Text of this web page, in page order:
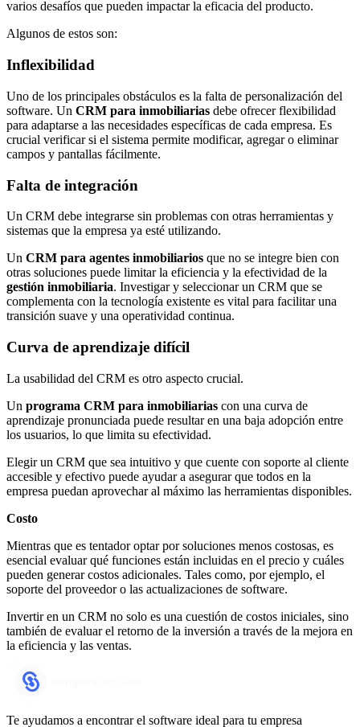
varios desafíos que pueden impactar la eficacia del producto.
Algunos de estos son:
Inflexibilidad
Uno de los principales obstáculos es la falta de personalización del
software. Un CRM para inmobiliarias debe ofrecer flexibilidad
para adaptarse a las necesidades específicas de cada empresa. Es
crucial verificar si el sistema permite modificar, agregar o eliminar
campos y pantallas fácilmente.
Falta de integración
Un CRM debe integrarse sin problemas con otras herramientas y
sistemas que la empresa ya esté utilizando.
Un CRM para agentes inmobiliarios que no se integre bien con
otras soluciones puede limitar la eficiencia y la efectividad de la
gestión inmobiliaria. Investigar y seleccionar un CRM que se
complementa con la tecnología existente es vital para facilitar una
transición suave y una operatividad continua.
Curva de aprendizaje difícil
La usabilidad del CRM es otro aspecto crucial.
Un programa CRM para inmobiliarias con una curva de
aprendizaje pronunciada puede resultar en una baja adopción entre
los usuarios, lo que limita su efectividad.
Elegir un CRM que sea intuitivo y que cuente con soporte al cliente
accesible y efectivo puede ayudar a asegurar que todos en la
empresa puedan aprovechar al máximo las herramientas disponibles.
Costo
Mientras que es tentador optar por soluciones menos costosas, es
esencial evaluar qué funciones están incluidas en el precio y cuáles
pueden generar costos adicionales. Tales como, por ejemplo, el
soporte del proveedor o las actualizaciones de software.
Invertir en un CRM no solo es una cuestión de costos iniciales, sino
también de evaluar el retorno de la inversión a través de la mejora en
la eficiencia y las ventas.
Te ayudamos a encontrar el software ideal para tu empresa